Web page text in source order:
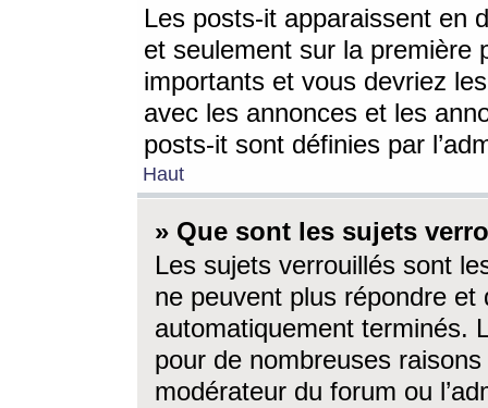
Les posts-it apparaissent en
et seulement sur la première
importants et vous devriez
avec les annonces et les
posts-it sont définies par
Haut
» Que sont les sujets
Les sujets verrouillés sont
ne peuvent plus répondre
automatiquement terminés.
pour de nombreuses
modérateur du forum ou